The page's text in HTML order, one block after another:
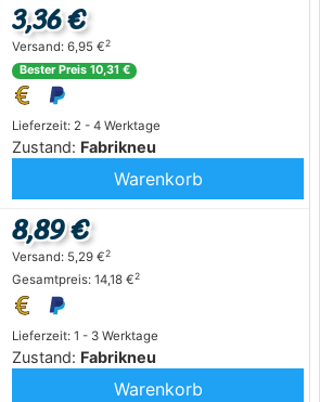
Lieferzeit: 2 - 4 Werktage
Zustand: Fabrikneu
3,36 €
Versand: 6,95 €2
Bester Preis 10,31 €
Warenkorb
Lieferzeit: 1 - 3 Werktage
Zustand: Fabrikneu
8,89 €
Versand: 5,29 €2
Gesamtpreis: 14,18 €2
Warenkorb